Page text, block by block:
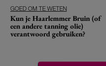
GOED OM TE WETEN
Kun je Haarlemmer Bruin (of
een andere tanning olie)
verantwoord gebruiken?